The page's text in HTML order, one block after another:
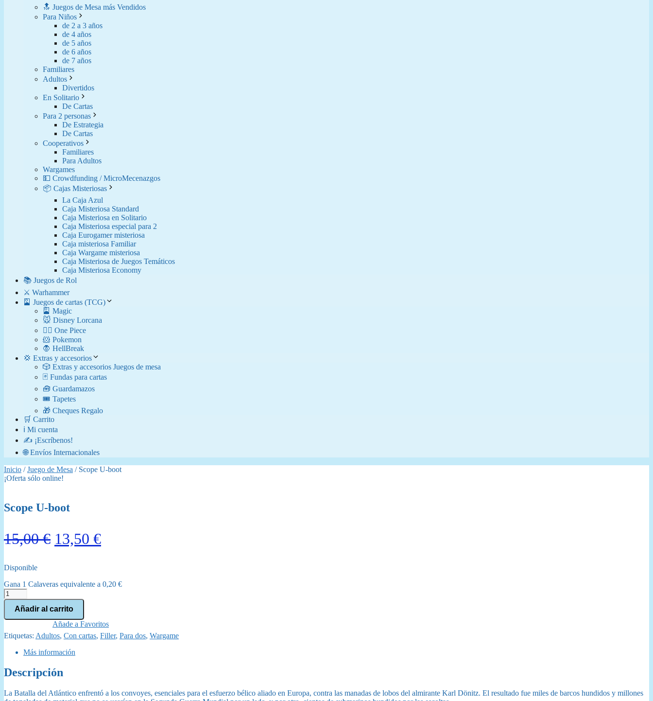
🔝 Juegos de Mesa más Vendidos
Para Niños
de 2 a 3 años
de 4 años
de 5 años
de 6 años
de 7 años
Familiares
Adultos
Divertidos
En Solitario
De Cartas
Para 2 personas
De Estrategia
De Cartas
Cooperativos
Familiares
Para Adultos
Wargames
💵 Crowdfunding / MicroMecenazgos
📦 Cajas Misteriosas
La Caja Azul
Caja Misteriosa Standard
Caja Misteriosa en Solitario
Caja Misteriosa especial para 2
Caja Eurogamer misteriosa
Caja misteriosa Familiar
Caja Wargame misteriosa
Caja Misteriosa de Juegos Temáticos
Caja Misteriosa Economy
📚 Juegos de Rol
⚔️ Warhammer
🎴 Juegos de cartas (TCG)
🎴 Magic
🐭 Disney Lorcana
🏴‍☠️ One Piece
🐹 Pokemon
🧛​ HellBreak
💢 Extras y accesorios
🎲 Extras y accesorios Juegos de mesa
🃏 Fundas para cartas
🧰 Guardamazos
🎟️ Tapetes
🎁 Cheques Regalo
🛒 Carrito
ℹ️ Mi cuenta
✍️ ¡Escríbenos!
🌐 Envíos Internacionales
Inicio /Juego de Mesa / Scope U-boot
¡Oferta sólo online!
Scope U-boot
15,00€ El
era:
15,00 €.
13,50 €El
es:
Disponible
Gana 1 Calaveras equivalente a 0,20 €
Scope
U-
boot
cantidad
Añadir al carrito
Añade a Favoritos
Etiquetas: Adultos, Con cartas, Filler, Para dos, Wargame
Más información
Descripción
La Batalla del Atlántico enfrentó a los convoyes, esenciales para el esfuerzo bélico aliado en Europa, contra las manadas de lobos del almirante Karl Dönitz. El resultado fue miles de barcos hundidos y millones